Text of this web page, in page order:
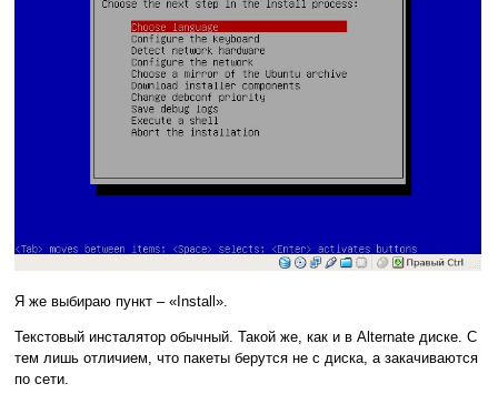
Я же выбираю пункт – «Install».
Текстовый инсталятор обычный. Такой же, как и в Alternate диске. С
тем лишь отличием, что пакеты берутся не с диска, а закачиваются
по сети.